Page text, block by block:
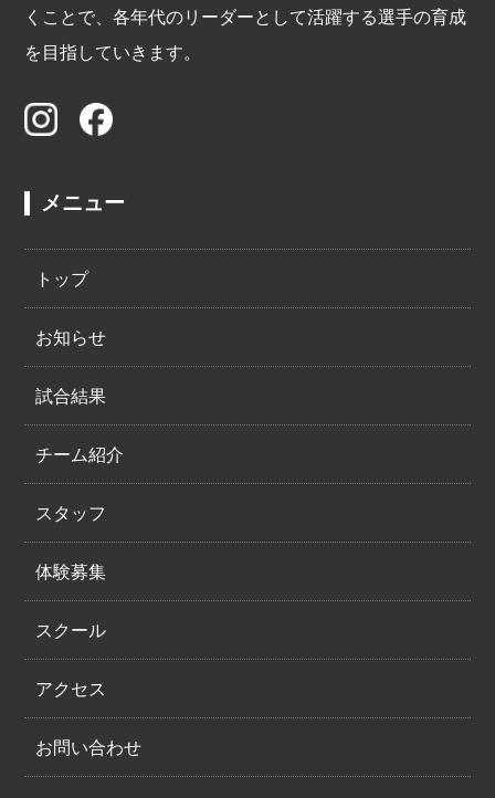
くことで、各年代のリーダーとして活躍する選手の育成
を目指していきます。
メニュー
トップ
お知らせ
試合結果
チーム紹介
スタッフ
体験募集
スクール
アクセス
お問い合わせ